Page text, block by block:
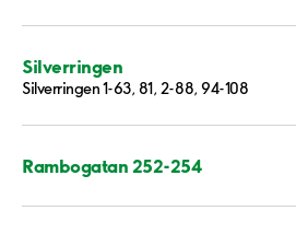
Silverringen
Silverringen 1-63, 81, 2-88, 94-108
Rambogatan 252-254